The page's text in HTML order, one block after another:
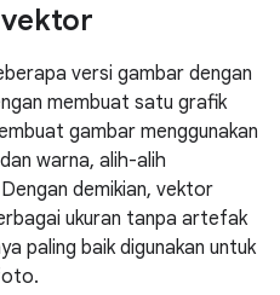
versi gambar dengan
membuat satu grafik
gambar menggunakan
warna, alih-alih
demikian, vektor
ukuran tanpa artefak
paling baik digunakan untuk